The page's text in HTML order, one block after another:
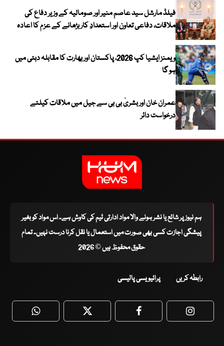
فیلڈ مارشل سید عاصم منیر اور صومالیہ کے وزیر دفاع کی
ملاقات، دفاعی تعاون اور استعدادِ کار بڑھانے کے عزم کا اعادہ
ویمنز ایشیا کپ 2026، پاکستان اور بھارت کا مقابلہ دبئی میں
ہو گا
عمران خان اور بشریٰ بی بی سے جیل میں ملاقات کیلئے
درخواست دائر
ہم نیوز پر شائع یا نشر ہونے والا مواد ادارتی ٹیم کی کاوش ہے۔ اس مواد کو بغیر
پیشگی اجازت کسی بھی صورت میں استعمال یا نقل کرنا درست نہیں۔ تمام
حقوق محفوظ ہیں © 2026
رابطہ کریں پرائیویسی پالیسی
WhatsApp Twitter Facebook